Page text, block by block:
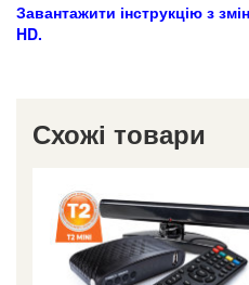
Завантажити інструкцію з
HD.
Схожі товари